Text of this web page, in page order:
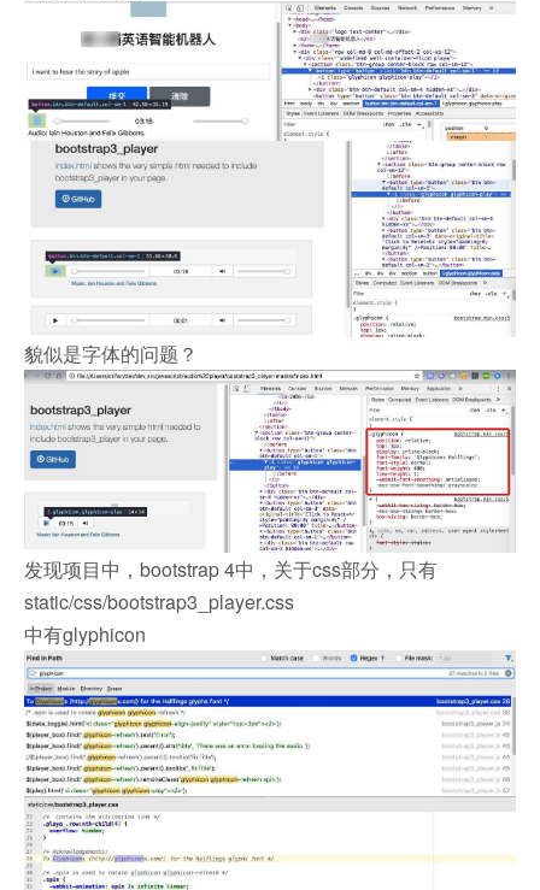
貌似是字体的问题？
发现项目中，bootstrap 4中，关于css部分，只有
static/css/bootstrap3_player.css
中有glyphicon